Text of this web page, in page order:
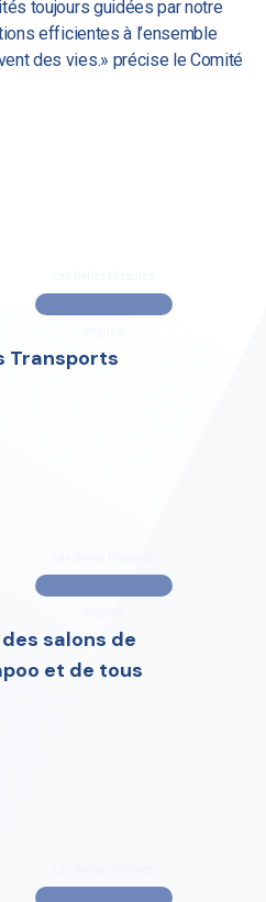
toujours guidées par notre
efficientes à l’ensemble
des vies.» précise le Comité
Transports
salons de
et de tous